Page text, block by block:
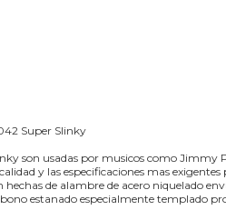
Super Slinky
son usadas por musicos como Jimmy
y las especificaciones mas
de alambre de acero niquelado
estanado especialmente templado